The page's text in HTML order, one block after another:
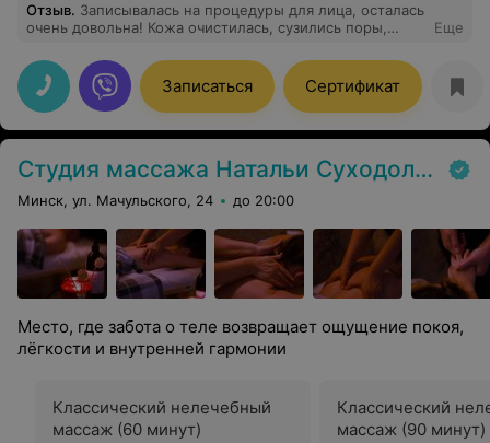
Отзыв. Записывалась на процедуры для лица, осталась
очень довольна! Кожа очистилась, сузились поры,
выглядеть увлажненной, свежей и отдохнувшей! Ирина
- профессионал с индивидуальным подходом к
решению запросов. Приятное общение, уютная
обстановка - бонусы при проведении процедур!
Однозначно буду рекомендовать Ирину своим
Еще
Записаться Сертификат
Студия массажа Натальи Суходольской
Минск, ул. Мачульского, 24 до 20:00
Место, где забота о теле возвращает ощущение покоя,
лёгкости и внутренней гармонии
Классический нелечебный
массаж (60 минут)
Классический
массаж (90 минут)